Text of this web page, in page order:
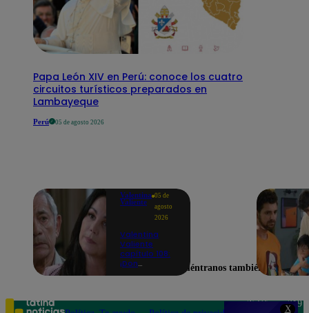
X
Papa León XIV en Perú: conoce los cuatro
circuitos turísticos preparados en
Lambayeque
Perú 05 de agosto 2026
Valentina
Valiente
05 de
agosto
2026
Valentina
Valiente
capítulo 108:
¡Don
Frida tras
Encuéntranos también en
Teléfono: 219